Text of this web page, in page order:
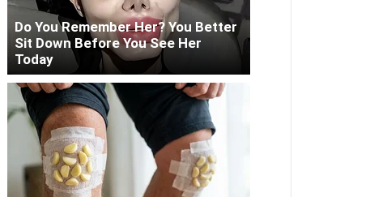
Do You Remember Her? You Better
Sit Down Before You See Her
Today